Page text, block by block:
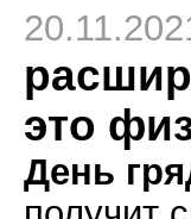
это
День